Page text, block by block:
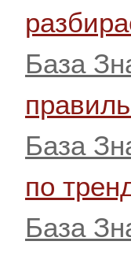
База
База
по
База